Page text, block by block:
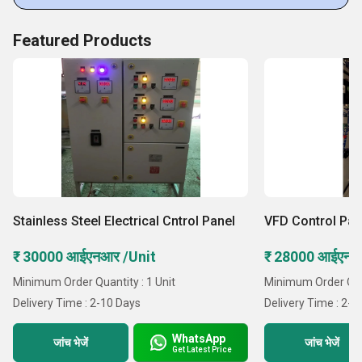
Featured Products
Stainless Steel Electrical Cntrol Panel
₹ 30000 आईएनआर /Unit
Minimum Order Quantity : 1 Unit
Delivery Time : 2-10 Days
जांच भेजें WhatsApp
Get Latest Price
VFD Control
₹ 28000
Minimum Order
Delivery Time : 2-
जांच भेजें